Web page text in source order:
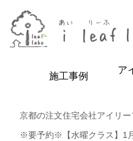
施工事例
ア
京都の注文住宅会社アイリー
※要予約※【水曜クラス】1